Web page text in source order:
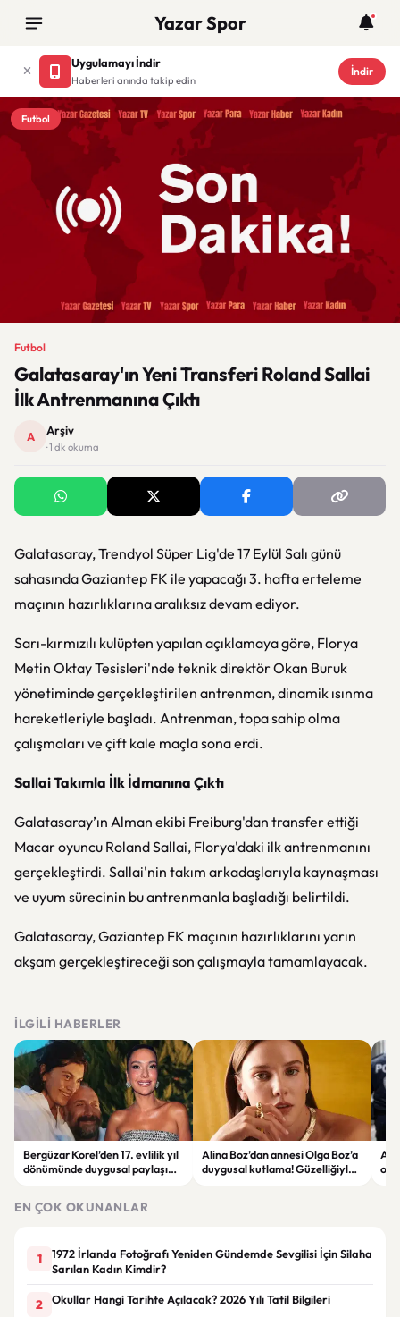
Yazar Spor
Uygulamayı İndir
Haberleri anında takip edin
İndir
Futbol
Futbol
Galatasaray'ın Yeni Transferi Roland Sallai
İlk Antrenmanına Çıktı
A Arşiv
· 1 dk okuma
Galatasaray, Trendyol Süper Lig'de 17 Eylül Salı günü
sahasında Gaziantep FK ile yapacağı 3. hafta erteleme
maçının hazırlıklarına aralıksız devam ediyor.
Sarı-kırmızılı kulüpten yapılan açıklamaya göre, Florya
Metin Oktay Tesisleri'nde teknik direktör Okan Buruk
yönetiminde gerçekleştirilen antrenman, dinamik ısınma
hareketleriyle başladı. Antrenman, topa sahip olma
çalışmaları ve çift kale maçla sona erdi.
Sallai Takımla İlk İdmanına Çıktı
Galatasaray’ın Alman ekibi Freiburg'dan transfer ettiği
Macar oyuncu Roland Sallai, Florya'daki ilk antrenmanını
gerçekleştirdi. Sallai'nin takım arkadaşlarıyla kaynaşması
ve uyum sürecinin bu antrenmanla başladığı belirtildi.
Galatasaray, Gaziantep FK maçının hazırlıklarını yarın
akşam gerçekleştireceği son çalışmayla tamamlayacak.
İLGILI HABERLER
Bergüzar Korel’den 17. evlilik yıl
dönümünde duygusal paylaşım!
Alina Boz’dan annesi Olga Boz’a
duygusal kutlama! Güzelliğiyle
EN ÇOK OKUNANLAR
1
1972 İrlanda Fotoğrafı Yeniden Gündemde Sevgilisi İçin Silaha
Sarılan Kadın Kimdir?
2 Okullar Hangi Tarihte Açılacak? 2026 Yılı Tatil Bilgileri